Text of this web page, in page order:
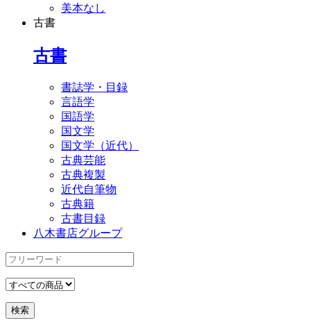
美本なし
古書
古書
書誌学・目録
言語学
国語学
国文学
国文学（近代）
古典芸能
古典複製
近代自筆物
古典籍
古書目録
八木書店グループ